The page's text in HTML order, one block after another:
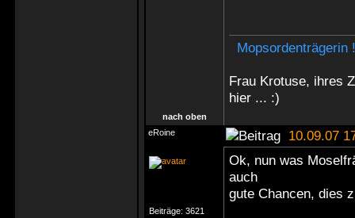
Mopsordenträgerin !
Frau Krotuse, ihres
hier ... :)
nach oben
eRoine
10.09.07
Beiträge: 3621
Ok, nun was
auch
gute Chancen, dies